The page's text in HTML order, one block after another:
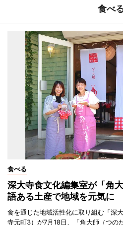
食べ
食べる
深大寺食文化編集室が「角
語ある土産で地域を元気に
食を通じた地域活性化に取り組む「深
寺元町3）が7月18日、「角大師（つの